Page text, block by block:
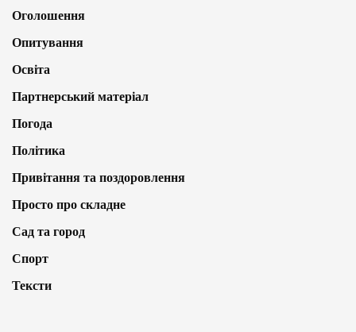
Оголошення
Опитування
Освіта
Партнерський матеріал
Погода
Політика
Привітання та поздоровлення
Просто про складне
Сад та город
Спорт
Тексти